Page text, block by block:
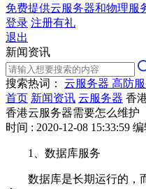
免费提供云服务器和物理服
登录 注册有礼
退出
新闻资讯
搜索热词： 云服务器 高防
首页 新闻资讯 云服务器 香
香港云服务器需要怎么维护
时间 : 2020-12-08 15:33:59 编
1、数据库服务
数据库是长期运行的，